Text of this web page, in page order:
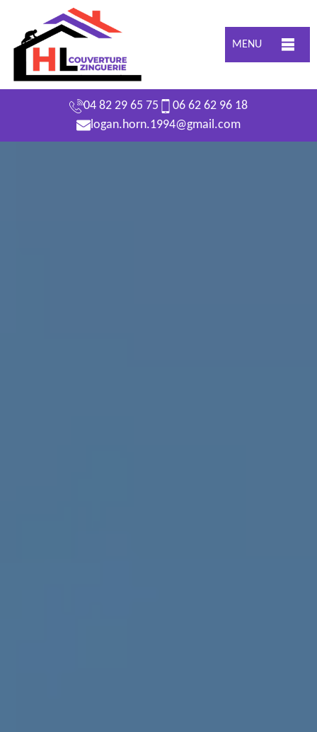
MENU
04 82 29 65 75
06 62 62 96 18
logan.horn.1994@gmail.com